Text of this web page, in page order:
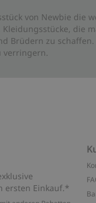
von Newbie die
die
Brüdern zu
verringern.
ersten Einkauf.*